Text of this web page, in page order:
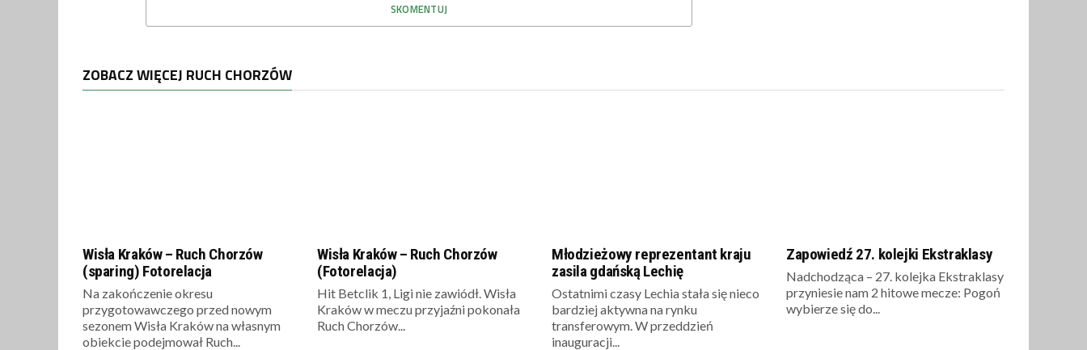
SKOMENTUJ
ZOBACZ WIĘCEJ RUCH CHORZÓW
Wisła Kraków – Ruch Chorzów
(sparing) Fotorelacja
Na zakończenie okresu
przygotowawczego przed nowym
sezonem Wisła Kraków na własnym
obiekcie podejmował Ruch...
Wisła Kraków – Ruch Chorzów
(Fotorelacja)
Hit Betclik 1, Ligi nie zawiódł. Wisła
Kraków w meczu przyjaźni pokonała
Ruch Chorzów...
Młodzieżowy reprezentant kraju
zasila gdańską Lechię
Ostatnimi czasy Lechia stała się nieco
bardziej aktywna na rynku
transferowym. W przeddzień
inauguracji...
Zapowiedź 27. kolejki Ekstraklasy
Nadchodząca – 27. kolejka Ekstraklasy
przyniesie nam 2 hitowe mecze: Pogoń
wybierze się do...